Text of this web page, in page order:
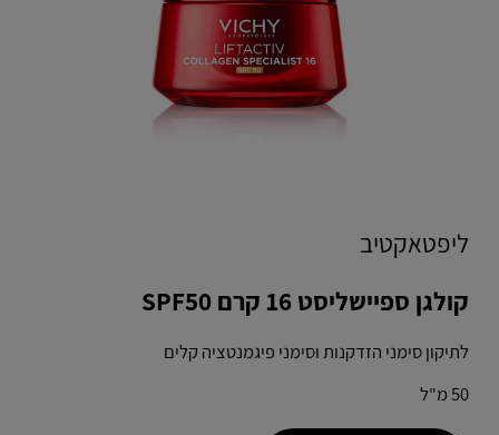
ליפטאקטיב
קולגן ספיישליסט 16 קרם SPF50
לתיקון סימני הזדקנות וסימני פיגמנטציה קלים
50 מ"ל